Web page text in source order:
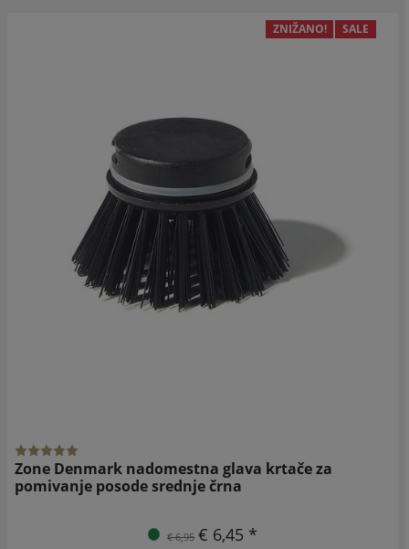
ZNIŽANO! SALE
Zone Denmark nadomestna glava krtače za
pomivanje posode srednje črna
€ 6,95 € 6,45 *